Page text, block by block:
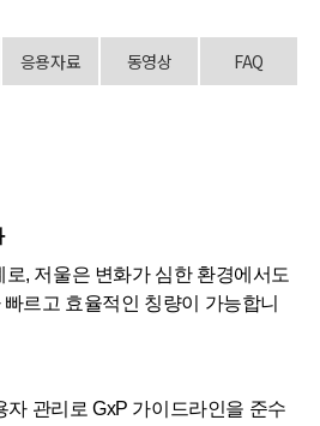
응용자료 동영상 FAQ
, 저울은 변화가 심한 환경에서도
르고 효율적인 칭량이 가능합니
자 관리로 GxP 가이드라인을 준수